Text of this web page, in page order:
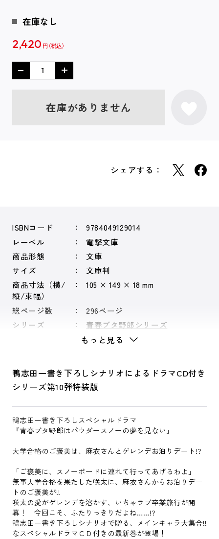
在庫なし
2,420 円
在庫がありません
シェアする：
ISBNコード
9784049129014
レーベル
電撃文庫
商品形態
文庫
サイズ
文庫判
商品寸法（横/
縦/束幅）
105 × 149 × 18 mm
総ページ数
296ページ
シリーズ
青春ブタ野郎シリーズ
もっと見る
鴨志田一書き下ろしシナリオによるドラマCD付き
シリーズ第10弾特装版
鴨志田一書き下ろしスペシャルドラマ
『青春ブタ野郎はパウダースノーの夢を見ない』
大学合格のご褒美は、麻衣さんとゲレンデお泊りデート!?
「ご褒美に、スノーボードに連れて行ってあげるわよ」
無事大学合格を果たした咲太に、麻衣さんからお泊りデー
トのご褒美が!!
咲太の愛がゲレンデを溶かす、いちゃラブ卒業旅行が開
幕！ 今回こそ、ふたりっきりだよね……!?
鴨志田一書き下ろしシナリオで贈る、メインキャラ大集合!!
なスペシャルドラマＣＤ付きの最新巻が登場！